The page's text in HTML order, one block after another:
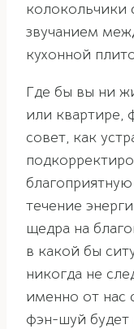
колокольчики
звучанием
кухонной
Где бы вы ни
или квартире,
совет, как
течение
щедра на
в какой бы
никогда не
именно от нас
фэн-шуй